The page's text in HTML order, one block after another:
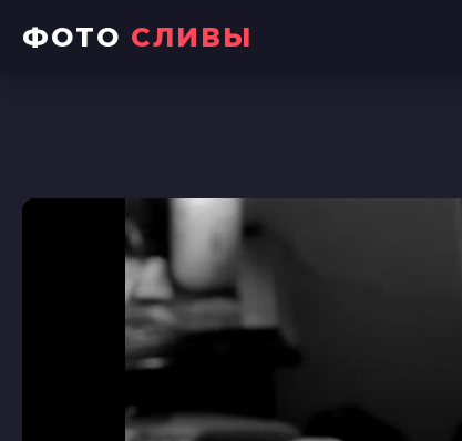
ФОТО СЛИВЫ